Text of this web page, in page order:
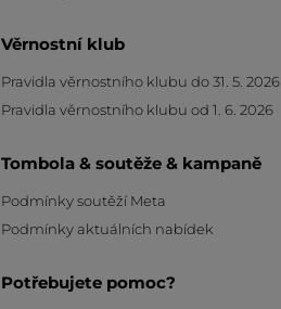
Věrnostní klub
Pravidla věrnostního klubu do 31. 5. 2026
Pravidla věrnostního klubu od 1. 6. 2026
Tombola & soutěže & kampaně
Podmínky soutěží Meta
Podmínky aktuálních nabídek
Potřebujete pomoc?